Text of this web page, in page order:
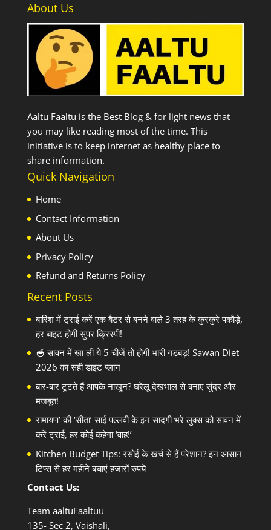
About Us
Aaltu Faaltu is the Best Blog & for light news that
you may like reading most of the time. This
initiative is to keep internet as healthy place to
share information.
Quick Navigation
Home
Contact Information
About Us
Privacy Policy
Refund and Returns Policy
Recent Posts
बारिश में ट्राई करें एक बैटर से बनने वाले 3 तरह के कुरकुरे पकौड़े,
हर बाइट होगी सुपर क्रिस्पी!
🥣 सावन में खा लीं ये 5 चीजें तो होगी भारी गड़बड़! Sawan Diet
2026 का सही डाइट प्लान
बार-बार टूटते हैं आपके नाखून? घरेलू देखभाल से बनाएं सुंदर और
मजबूत!
रामायण’ की ‘सीता’ साई पल्लवी के इन सादगी भरे लुक्स को सावन में
करें ट्राई, हर कोई कहेगा ‘वाह!’
Kitchen Budget Tips: रसोई के खर्च से हैं परेशान? इन आसान
टिप्स से हर महीने बचाएं हजारों रुपये
Contact Us:
Team aaltuFaaltuu
135- Sec 2, Vaishali,